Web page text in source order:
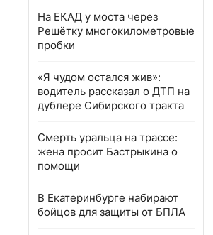
На ЕКАД у моста через
Решётку многокилометровые
пробки
«Я чудом остался жив»:
водитель рассказал о ДТП на
дублере Сибирского тракта
Смерть уральца на трассе:
жена просит Бастрыкина о
помощи
В Екатеринбурге набирают
бойцов для защиты от БПЛА